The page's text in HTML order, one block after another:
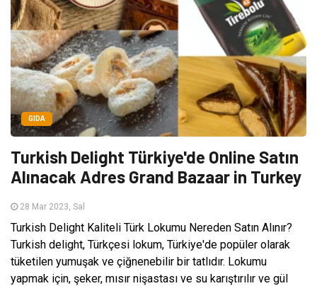
GIDA
Turkish Delight Türkiye'de Online Satın
Alınacak Adres Grand Bazaar in Turkey
28 Mar 2023, Sal
Turkish Delight Kaliteli Türk Lokumu Nereden Satın Alınır?
Turkish delight, Türkçesi lokum, Türkiye'de popüler olarak
tüketilen yumuşak ve çiğnenebilir bir tatlıdır. Lokumu
yapmak için, şeker, mısır nişastası ve su karıştırılır ve gül